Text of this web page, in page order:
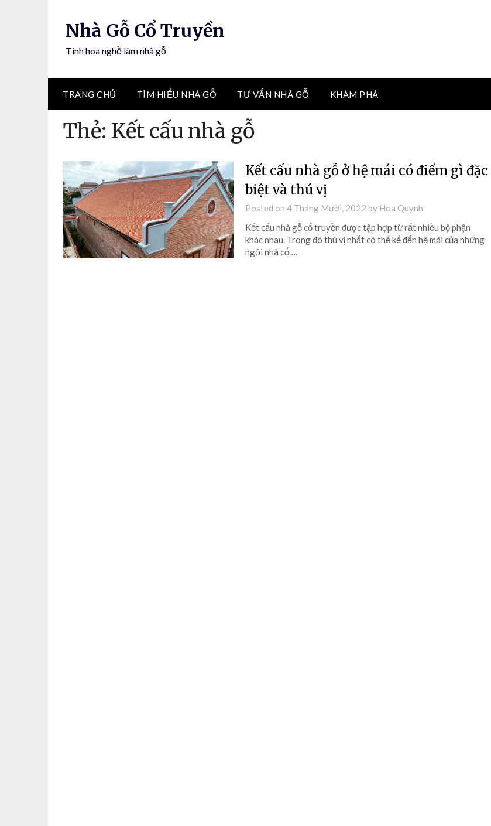
Nhà Gỗ Cổ Truyền
Tinh hoa nghề làm nhà gỗ
TRANG CHỦ TÌM HIỂU NHÀ GỖ TƯ VẤN NHÀ GỖ KHÁM PHÁ
Thẻ: Kết cấu nhà gỗ
Kết cấu nhà gỗ ở hệ mái có điểm gì đặc
biệt và thú vị
Posted on 4 Tháng Mười, 2022 by Hoa Quynh
Kết cấu nhà gỗ cổ truyền được tập hợp từ rất nhiều bộ phận
khác nhau. Trong đó thú vị nhất có thể kể đến hệ mái của những
ngôi nhà cổ….